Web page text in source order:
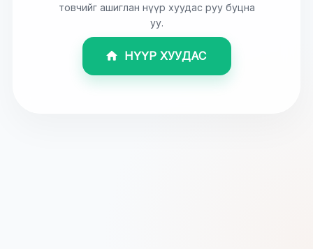
товчийг ашиглан нүүр хуудас руу буцна
уу.
НҮҮР ХУУДАС